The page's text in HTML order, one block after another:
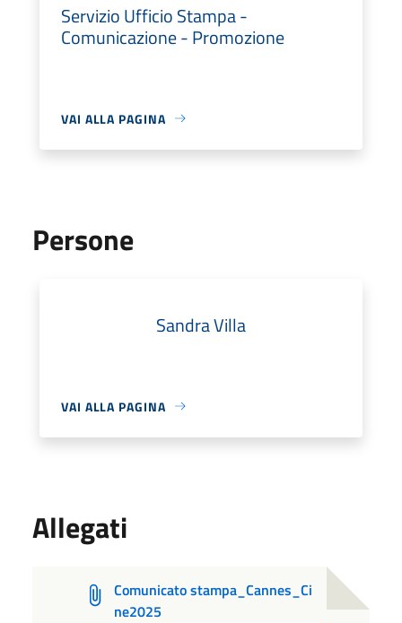
Servizio Ufficio Stampa -
Comunicazione - Promozione
VAI ALLA PAGINA
Persone
Sandra Villa
VAI ALLA PAGINA
Allegati
Comunicato stampa_Cannes_Ci
ne2025